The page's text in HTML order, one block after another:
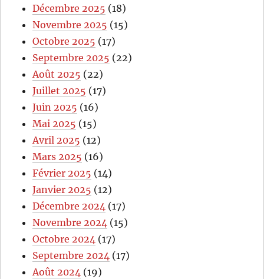
Décembre 2025 (18)
Novembre 2025 (15)
Octobre 2025 (17)
Septembre 2025 (22)
Août 2025 (22)
Juillet 2025 (17)
Juin 2025 (16)
Mai 2025 (15)
Avril 2025 (12)
Mars 2025 (16)
Février 2025 (14)
Janvier 2025 (12)
Décembre 2024 (17)
Novembre 2024 (15)
Octobre 2024 (17)
Septembre 2024 (17)
Août 2024 (19)